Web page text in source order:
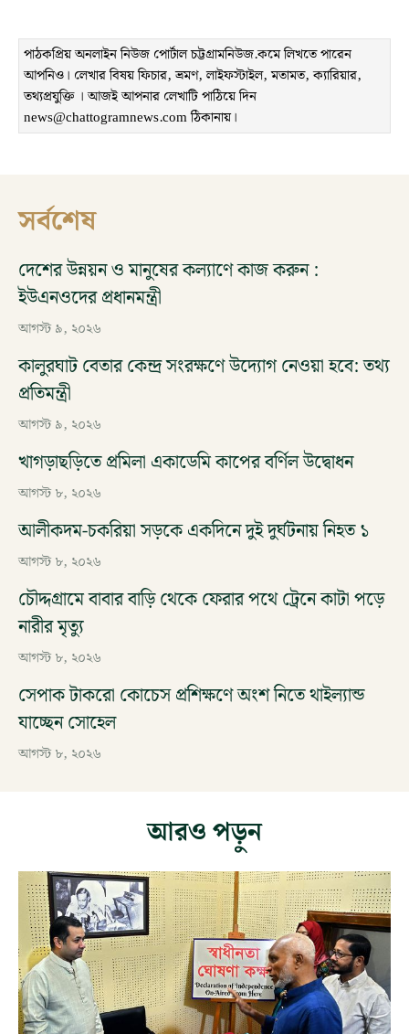
পাঠকপ্রিয় অনলাইন নিউজ পোর্টাল চট্টগ্রামনিউজ.কমে লিখতে পারেন
আপনিও। লেখার বিষয় ফিচার, ভ্রমণ, লাইফস্টাইল, মতামত, ক্যারিয়ার,
তথ্যপ্রযুক্তি । আজই আপনার লেখাটি পাঠিয়ে দিন
news@chattogramnews.com ঠিকানায়।
সর্বশেষ
দেশের উন্নয়ন ও মানুষের কল্যাণে কাজ করুন :
ইউএনওদের প্রধানমন্ত্রী
আগস্ট ৯, ২০২৬
কালুরঘাট বেতার কেন্দ্র সংরক্ষণে উদ্যোগ নেওয়া হবে: তথ্য
প্রতিমন্ত্রী
আগস্ট ৯, ২০২৬
খাগড়াছড়িতে প্রমিলা একাডেমি কাপের বর্ণিল উদ্বোধন
আগস্ট ৮, ২০২৬
আলীকদম-চকরিয়া সড়কে একদিনে দুই দুর্ঘটনায় নিহত ১
আগস্ট ৮, ২০২৬
চৌদ্দগ্রামে বাবার বাড়ি থেকে ফেরার পথে ট্রেনে কাটা পড়ে
নারীর মৃত্যু
আগস্ট ৮, ২০২৬
সেপাক টাকরো কোচেস প্রশিক্ষণে অংশ নিতে থাইল্যান্ড
যাচ্ছেন সোহেল
আগস্ট ৮, ২০২৬
আরও পড়ুন